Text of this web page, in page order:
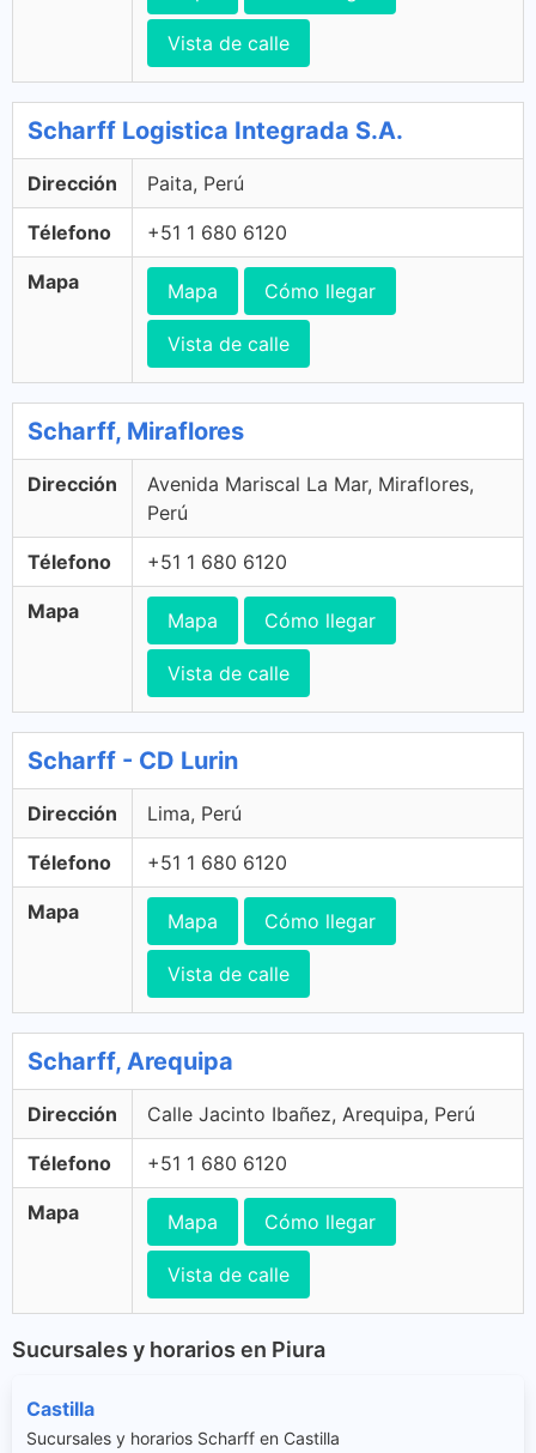
Vista de calle
Scharff Logistica Integrada S.A.
Dirección Paita, Perú
Télefono +51 1 680 6120
Mapa Mapa Cómo llegar
Vista de calle
Scharff, Miraflores
Dirección
Avenida Mariscal La Mar, Miraflores,
Perú
Télefono +51 1 680 6120
Mapa Mapa Cómo llegar
Vista de calle
Scharff - CD Lurin
Dirección Lima, Perú
Télefono +51 1 680 6120
Mapa Mapa Cómo llegar
Vista de calle
Scharff, Arequipa
Dirección Calle Jacinto Ibañez, Arequipa, Perú
Télefono +51 1 680 6120
Mapa Mapa Cómo llegar
Vista de calle
Sucursales y horarios en Piura
Castilla
Sucursales y horarios Scharff en Castilla